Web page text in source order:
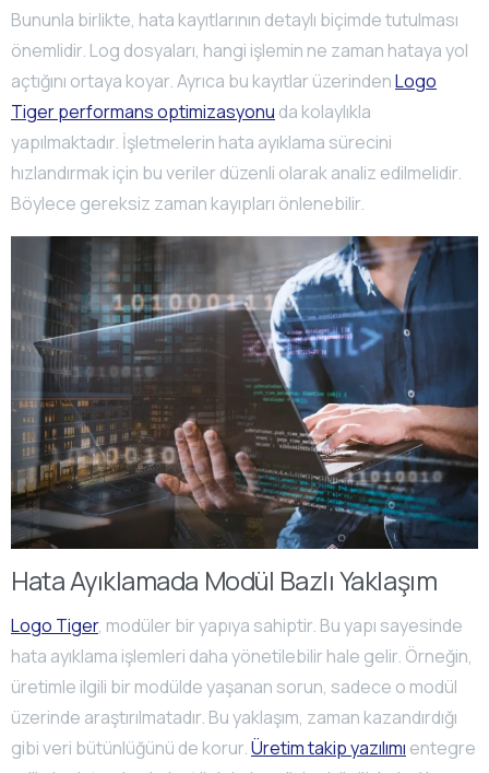
Bununla birlikte, hata kayıtlarının detaylı biçimde tutulması
önemlidir. Log dosyaları, hangi işlemin ne zaman hataya yol
açtığını ortaya koyar. Ayrıca bu kayıtlar üzerindenLogo
Tiger performans optimizasyonu da kolaylıkla
yapılmaktadır. İşletmelerin hata ayıklama sürecini
hızlandırmak için bu veriler düzenli olarak analiz edilmelidir.
Böylece gereksiz zaman kayıpları önlenebilir.
Hata Ayıklamada Modül Bazlı Yaklaşım
Logo Tiger, modüler bir yapıya sahiptir. Bu yapı sayesinde
hata ayıklama işlemleri daha yönetilebilir hale gelir. Örneğin,
üretimle ilgili bir modülde yaşanan sorun, sadece o modül
üzerinde araştırılmatadır. Bu yaklaşım, zaman kazandırdığı
gibi veri bütünlüğünü de korur.Üretim takip yazılımı entegre